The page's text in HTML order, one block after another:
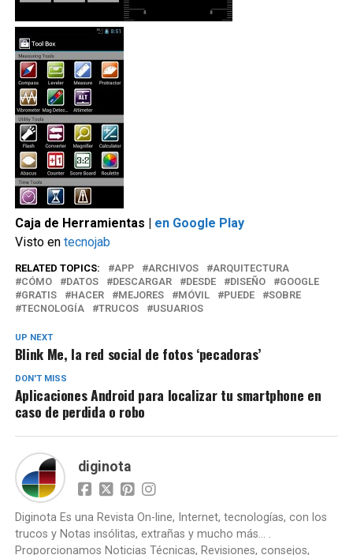
Caja de Herramientas | en Google Play
Visto en tecnojab
RELATED TOPICS: APP ARCHIVOS
ARQUITECTURA
CÓMO
DATOS DESCARGAR DESDE DISEÑO
GOOGLE
GRATIS
HACER MEJORES MÓVIL PUEDE
SOBRE
TECNOLOGÍA
TRUCOS USUARIOS
UP NEXT
Blink Me, la red social de fotos ‘pecadoras’
DON'T MISS
Aplicaciones Android para localizar tu smartphone en
caso de perdida o robo
diginota
Diginota Es una Revista On-line, Internet, tecnologías, con los
trucos y Notas insólitas, extrañas y mucho más... .
Proporcionamos Noticias Técnicas, Revisiones, consejos,